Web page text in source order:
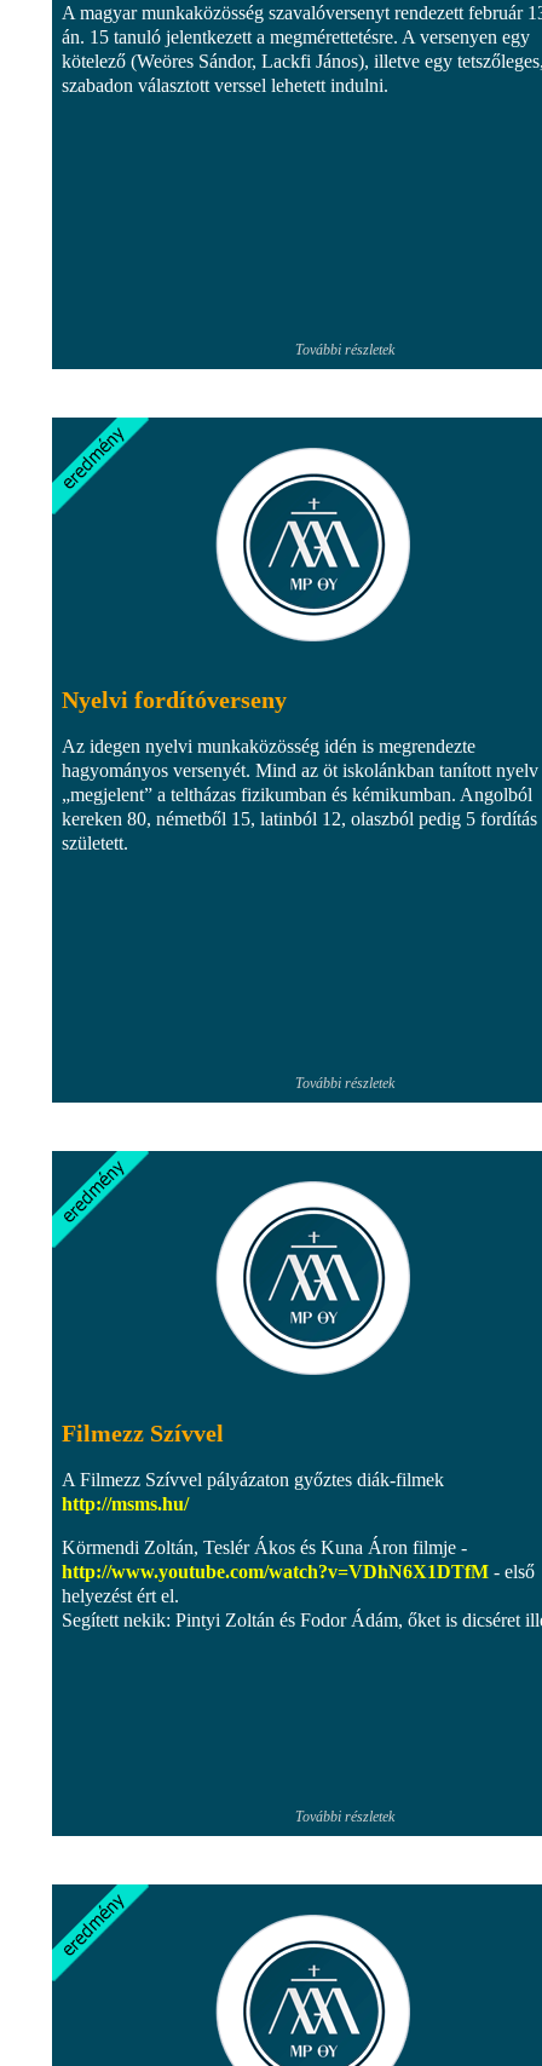
A magyar munkaközösség szavalóversenyt rendezett február
án. 15 tanuló jelentkezett a megmérettetésre. A versenyen egy
kötelező (Weöres Sándor, Lackfi János), illetve egy
szabadon választott verssel lehetett indulni.
További részletek
Nyelvi fordítóverseny
Az idegen nyelvi munkaközösség idén is megrendezte
hagyományos versenyét. Mind az öt iskolánkban tanított nyelv
„megjelent” a teltházas fizikumban és kémikumban. Angolból
kereken 80, németből 15, latinból 12, olaszból pedig 5 fordítás
született.
További részletek
Filmezz Szívvel
A Filmezz Szívvel pályázaton győztes diák-filmek
http://msms.hu/
Körmendi Zoltán, Teslér Ákos és Kuna Áron filmje -
http://www.youtube.com/watch?v=VDhN6X1DTfM - első
helyezést ért el.
Segített nekik: Pintyi Zoltán és Fodor Ádám, őket is dicséret
További részletek